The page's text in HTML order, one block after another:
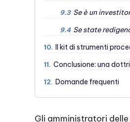
9.3 Se è un
9.4 Se state
10. Il kit di strumenti
11. Conclusione: una
12. Domande frequenti
Gli amministratori